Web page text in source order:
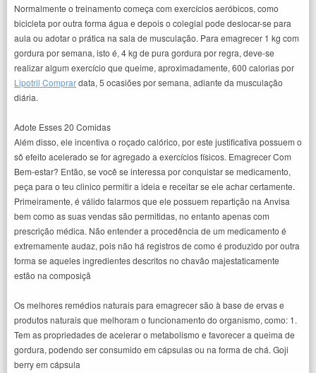
Normalmente o treinamento começa com exercícios aeróbicos, como
bicicleta por outra forma água e depois o colegial pode deslocar-se para
aula ou adotar o prática na sala de musculação. Para emagrecer 1 kg com
gordura por semana, isto é, 4 kg de pura gordura por regra, deve-se
realizar algum exercício que queime, aproximadamente, 600 calorias por
Lipotril Comprardata, 5 ocasiões por semana, adiante da musculação
diária.
Adote Esses 20 Comidas
Além disso, ele incentiva o roçado calórico, por este justificativa possuem o
sô efeito acelerado se for agregado a exercícios físicos. Emagrecer Com
Bem-estar? Então, se você se interessa por conquistar se medicamento,
peça para o teu clinico permitir a ideia e receitar se ele achar certamente.
Primeiramente, é válido falarmos que ele possuem repartição na Anvisa
bem como as suas vendas são permitidas, no entanto apenas com
prescrição médica. Não entender a procedência de um medicamento é
extremamente audaz, pois não há registros de como é produzido por outra
forma se aqueles ingredientes descritos no chavão majestaticamente
estão na composiçã
Os melhores remédios naturais para emagrecer são à base de ervas e
produtos naturais que melhoram o funcionamento do organismo, como: 1.
Tem as propriedades de acelerar o metabolismo e favorecer a queima de
gordura, podendo ser consumido em cápsulas ou na forma de chá. Goji
berry em cápsula